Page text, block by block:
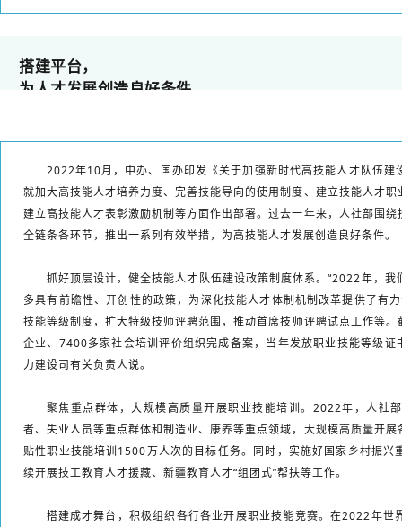
搭建平台，
为人才发展创造良好条件
2022年10月，中办、国办印发《关于加强新时代高技能人才队伍建
就加大高技能人才培养力度、完善技能导向的使用制度、建立技能人才
建立高技能人才表彰激励机制等方面作出部署。过去一年来，人社部围
全链条各环节，推出一系列有效举措，为高技能人才发展创造良好条件。
抓好顶层设计，健全技能人才队伍建设政策制度体系。“2022年，
多具有前瞻性、开创性的政策，为深化技能人才体制机制改革提供了有
技能等级制度，扩大特级技师评聘范围，推动首席技师评聘试点工作等
企业、7400多家社会培训评价组织完成备案，当年发放职业技能等级
力建设司有关负责人说。
聚焦重点群体，大规模高质量开展职业技能培训。2022年，人社
者、失业人员等重点群体和制造业、康养等重点领域，大规模高质量开
贴性职业技能培训1500万人次的目标任务。同时，实施好国家乡村振兴
续开展技工教育人才援藏、新疆教育人才“组团式”帮扶等工作。
搭建成才舞台，积极组织各行各业开展职业技能竞赛。在2022年世